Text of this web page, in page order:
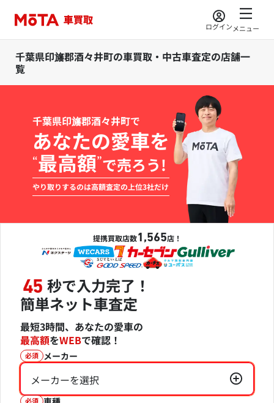
ログインメニュー
千葉県印旛郡酒々井町の車買取・中古車査定の店舗一
覧
千葉県印旛郡酒々井町で
あなたの愛車を
“最高額”で売ろう!
やり取りするのは高額査定の上位3社だけ
提携買取店数1,565店！
45 秒で入力完了！
簡単ネット車査定
最短3時間、あなたの愛車の
最高額をWEBで確認！
必須 メーカー
メーカーを選択
必須